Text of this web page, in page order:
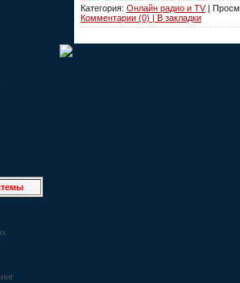
Категория: Онлайн радио и TV|
Комментарии (0) | В закладки